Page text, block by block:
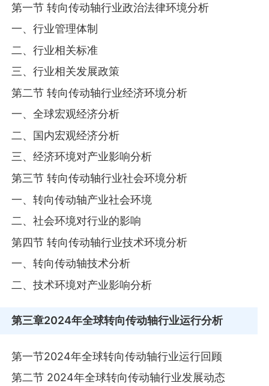
第一节 转向传动轴行业政治法律环境分析
一、行业管理体制
二、行业相关标准
三、行业相关发展政策
第二节 转向传动轴行业经济环境分析
一、全球宏观经济分析
二、国内宏观经济分析
三、经济环境对产业影响分析
第三节 转向传动轴行业社会环境分析
一、转向传动轴产业社会环境
二、社会环境对行业的影响
第四节 转向传动轴行业技术环境分析
一、转向传动轴技术分析
二、技术环境对产业影响分析
第三章2024年全球转向传动轴行业运行分析
第一节2024年全球转向传动轴行业运行回顾
第二节 2024年全球转向传动轴行业发展动态